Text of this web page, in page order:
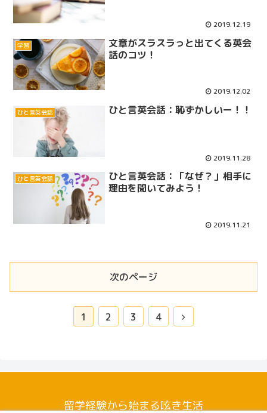
2019.12.19
学習
文章がスラスラっと出てくる英会
話のコツ！
2019.12.02
ひと言英会話 ひと言英会話：恥ずかしいー！！
2019.11.28
ひと言英会話
ひと言英会話：「なぜ？」相手に
理由を聞いてみよう！
2019.11.21
次のページ
1 2 3 4
次
留学経験から始まる呟き生活